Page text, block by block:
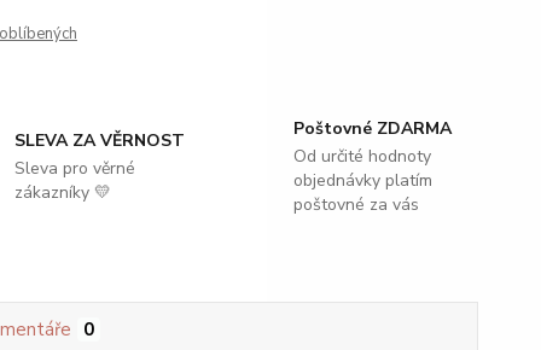
SLEVA ZA VĚRNOST
Sleva pro věrné
zákazníky 💛
Poštovné ZDARMA
Od určité hodnoty
objednávky platím
poštovné za vás
0